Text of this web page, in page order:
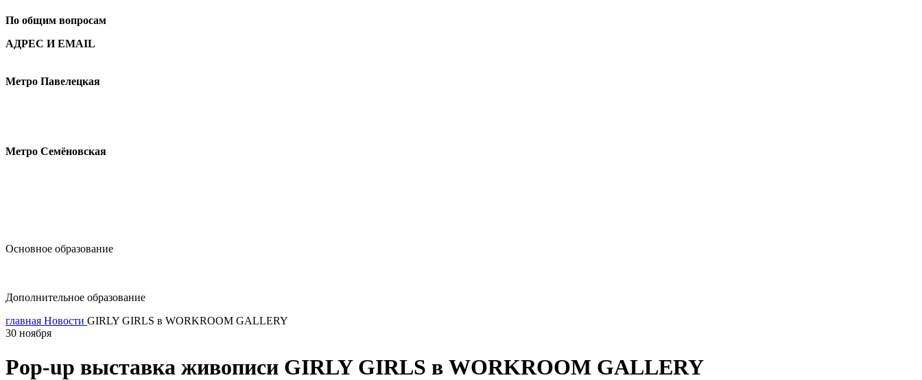
По общим вопросам
АДРЕС И EMAIL
Метро Павелецкая
Метро Семёновская
Основное образование
Дополнительное образование
главная Новости GIRLY GIRLS в WORKROOM GALLERY
30 ноября
Pop-up выставка живописи GIRLY GIRLS в WORKROOM GALLERY